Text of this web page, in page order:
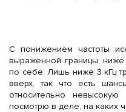
С понижением частоты
выраженной границы, ниже
по себе. Лишь ниже 3 кГц
вверх, так что есть
относительно
посмотрю в деле, на каких